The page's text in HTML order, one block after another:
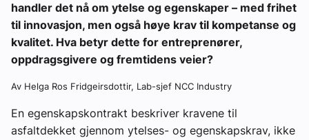
handler det nå om ytelse og egenskaper – med frihet
til innovasjon, men også høye krav til kompetanse og
kvalitet. Hva betyr dette for entreprenører,
oppdragsgivere og fremtidens veier?
Av Helga Ros Fridgeirsdottir, Lab-sjef NCC Industry
En egenskapskontrakt beskriver kravene til
asfaltdekket gjennom ytelses- og egenskapskrav, ikke